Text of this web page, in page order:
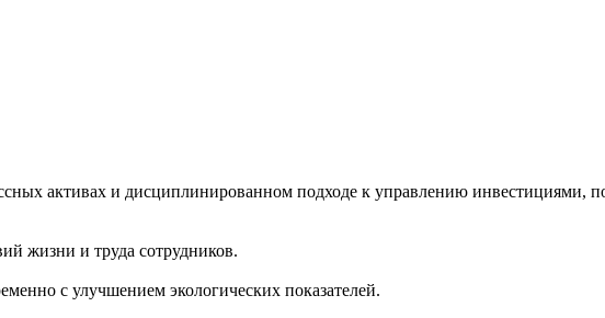
активах и дисциплинированном подходе к управлению инвестициями,
жизни и труда сотрудников.
с улучшением экологических показателей.